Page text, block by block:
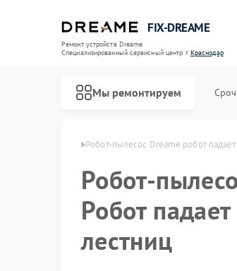
FIX-DREAME
Ремонт устройств Dreame
Специализированный cервисный центр г.Краснодар
Мы ремонтируем
в Краснодаре Робот-пылесос Dreame робот
Робот-
Робот
лестниц